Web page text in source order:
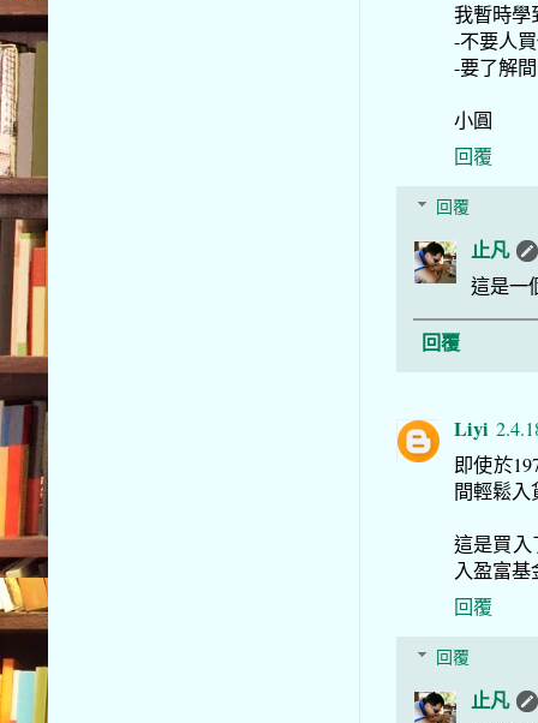
我暫時學
-不要人
-要了解
小圓
回覆
回覆
止凡
這是一
回覆
Liyi
即使於
間輕鬆入
這是買入
入盈富基
回覆
回覆
止凡